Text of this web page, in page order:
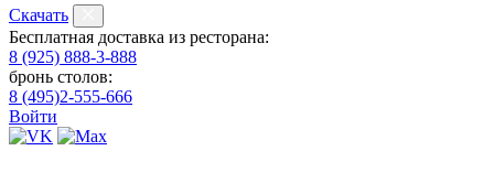
Скачать
Бесплатная доставка из ресторана:
8 (925) 888-3-888
бронь столов:
8 (495)2-555-666
Войти